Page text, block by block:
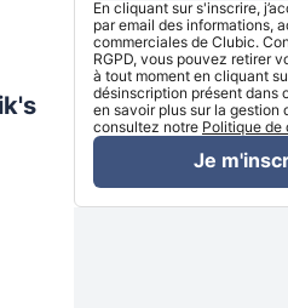
En cliquant sur s'inscrire,
par email des informations,
commerciales de Clubic.
RGPD, vous pouvez retirer
à tout moment en cliquant
désinscription présent dans
en savoir plus sur la gestion
consultez notre Politique
Je